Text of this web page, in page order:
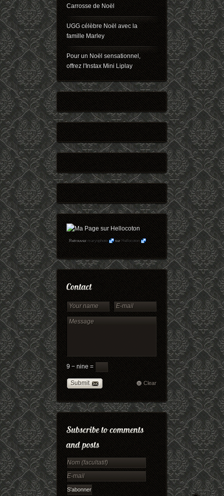
Carrosse de Noël
UGG célèbre Noël avec la
famille Marley
Pour un Noël sensationnel,
offrez l'Instax Mini Liplay
Retrouvezmaryophoto surHellocoton
9 − nine =
Submit Clear